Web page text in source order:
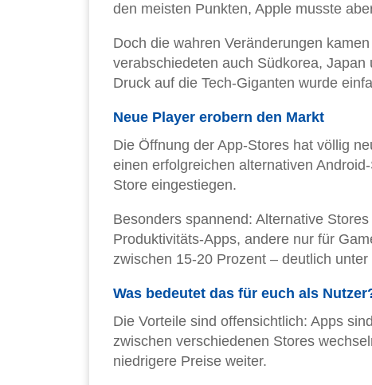
den meisten Punkten, Apple musste
Doch die wahren Veränderungen
verabschiedeten auch Südkorea,
Druck auf die Tech-Giganten wurde
Neue Player erobern den Markt
Die Öffnung der App-Stores hat völlig
einen erfolgreichen alternativen
Store eingestiegen.
Besonders spannend: Alternative
Produktivitäts-Apps, andere nur für
zwischen 15-20 Prozent – deutlich
Was bedeutet das für euch als
Die Vorteile sind offensichtlich: Apps
zwischen verschiedenen Stores
niedrigere Preise weiter.